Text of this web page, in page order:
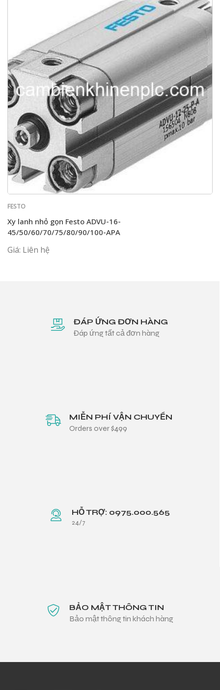
FESTO
Xy lanh nhỏ gọn Festo ADVU-16-
45/50/60/70/75/80/90/100-APA
Giá: Liên hệ
ĐÁP ỨNG ĐƠN HÀNG
Đáp ứng tất cả đơn hàng
MIỄN PHÍ VẬN CHUYỂN
Orders over $499
HỖ TRỢ: 0975.000.565
24/7
BẢO MẬT THÔNG TIN
Bảo mật thông tin khách hàng